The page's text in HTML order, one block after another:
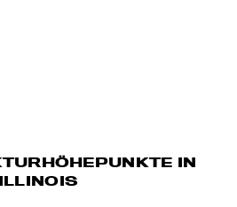
IN
ILLINOIS